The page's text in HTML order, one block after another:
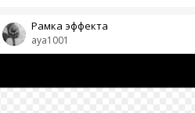
aya1001
Рамка эффекта